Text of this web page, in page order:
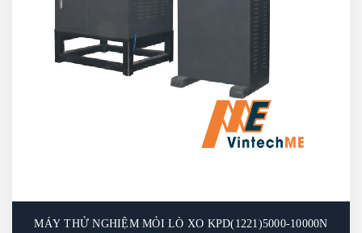
nghiệm mỏi của các mẫu thử đặc biệt.
MÁY THỬ NGHIỆM MỎI LÒ XO KPD(1221)5000-10000N